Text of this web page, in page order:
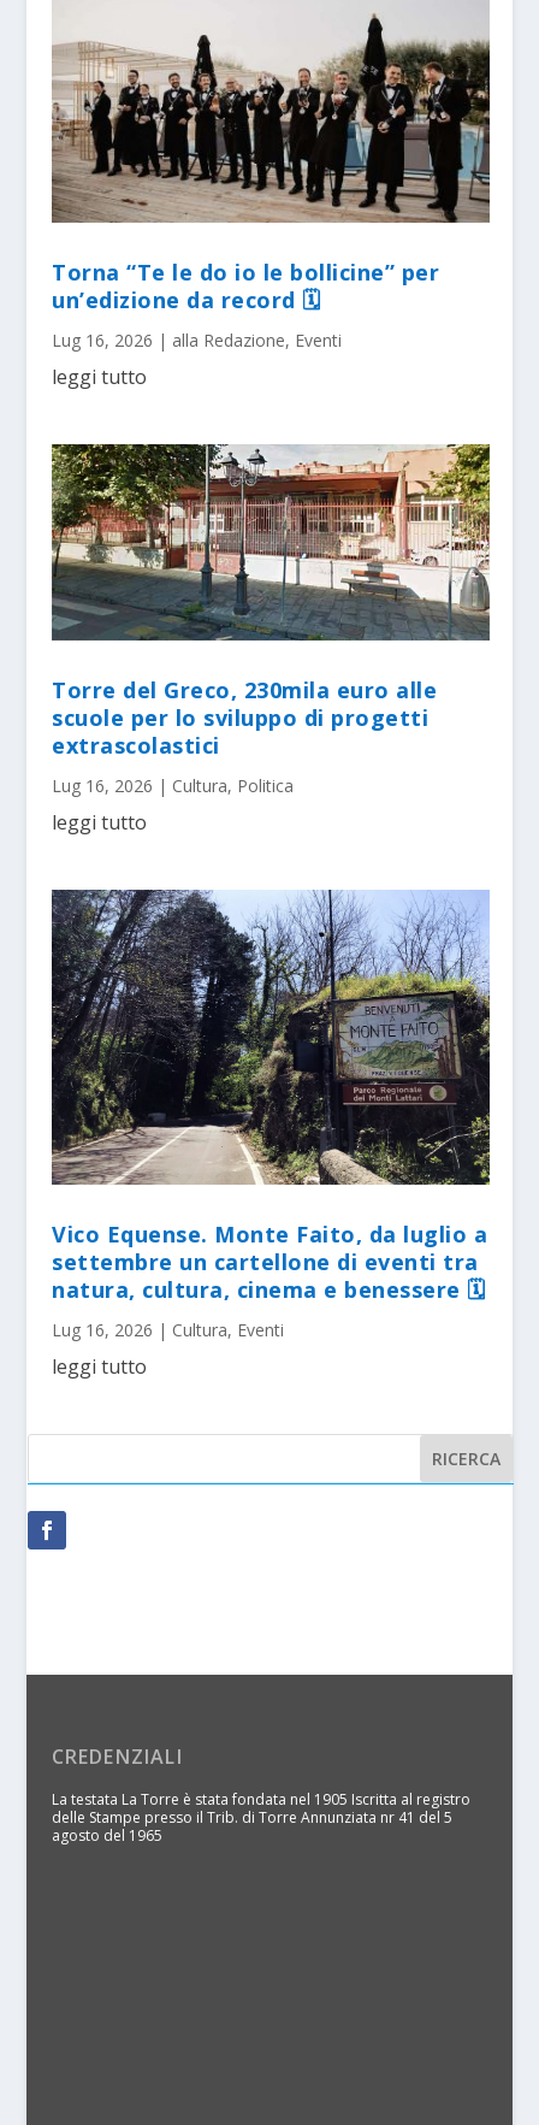
Torna “Te le do io le bollicine” per
un’edizione da record 🗓
Lug 16, 2026 | alla Redazione, Eventi
leggi tutto
Torre del Greco, 230mila euro alle
scuole per lo sviluppo di progetti
extrascolastici
Lug 16, 2026 | Cultura, Politica
leggi tutto
Vico Equense. Monte Faito, da luglio a
settembre un cartellone di eventi tra
natura, cultura, cinema e benessere 🗓
Lug 16, 2026 | Cultura, Eventi
leggi tutto
CREDENZIALI
La testata La Torre è stata fondata nel 1905 Iscritta al registro
delle Stampe presso il Trib. di Torre Annunziata nr 41 del 5
agosto del 1965